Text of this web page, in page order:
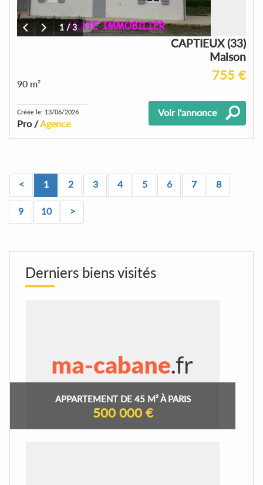
1 /3
CAPTIEUX (33)
Maison
755 €
90 m²
Créée le: 13/06/2026
Pro /Agence
Voir l'annonce
< 1 2 3 4 5 6 7 8
9 10 >
Derniers biens visités
APPARTEMENT DE 45 M² À PARIS
500 000 €